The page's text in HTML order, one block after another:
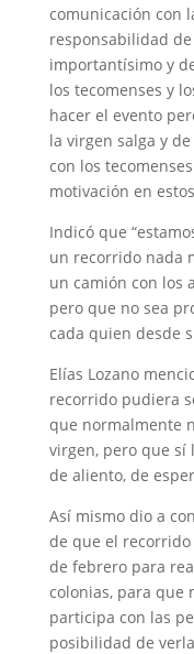
comunicación con
responsabilidad
importantísimo y
los tecomenses y
hacer el evento
la virgen salga y
con los
motivación en
Indicó que
un recorrido nada
un camión con los
pero que no sea
cada quien desde
Elías Lozano
recorrido pudiera
que normalmente
virgen, pero que sí
de aliento, de
Así mismo dio a
de que el recorrido
de febrero para
colonias, para que
participa con las
posibilidad de